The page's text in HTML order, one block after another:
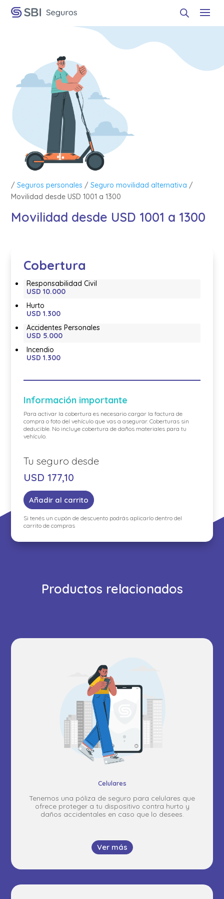
/Seguros personales /Seguro movilidad alternativa /
Movilidad desde USD 1001 a 1300
Movilidad desde USD 1001 a 1300
Cobertura
Responsabilidad Civil
USD 10.000
Hurto
USD 1.300
Accidentes Personales
USD 5.000
Incendio
USD 1.300
Información importante
Para activar la cobertura es necesario cargar la factura de
compra o foto del vehículo que vas a asegurar. Coberturas sin
deducible. No incluye cobertura de daños materiales para tu
vehículo.
USD 177,10
Añadir al carrito
Si tenés un cupón de descuento podrás aplicarlo dentro del
carrito de compras
Productos relacionados
Celulares
Tenemos una póliza de seguro para celulares que
ofrece proteger a tu dispositivo contra hurto y
daños accidentales en caso que lo desees.
Ver más